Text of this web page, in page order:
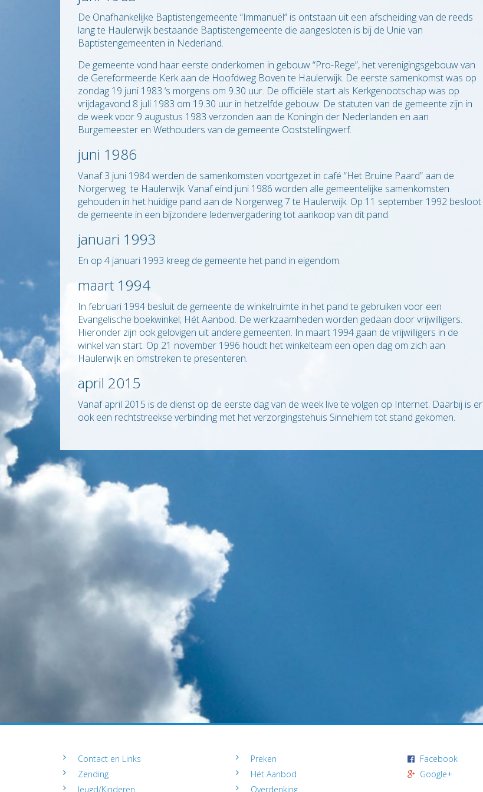
De Onafhankelijke Baptistengemeente “Immanuël” is ontstaan uit een afscheiding van de reeds
lang te Haulerwijk bestaande Baptistengemeente die aangesloten is bij de Unie van
Baptistengemeenten in Nederland.
De gemeente vond haar eerste onderkomen in gebouw “Pro-Rege”, het verenigingsgebouw van
de Gereformeerde Kerk aan de Hoofdweg Boven te Haulerwijk. De eerste samenkomst was op
zondag 19 juni 1983 ‘s morgens om 9.30 uur. De officiële start als Kerkgenootschap was op
vrijdagavond 8 juli 1983 om 19.30 uur in hetzelfde gebouw. De statuten van de gemeente zijn in
de week voor 9 augustus 1983 verzonden aan de Koningin der Nederlanden en aan
Burgemeester en Wethouders van de gemeente Ooststellingwerf.
juni 1986
Vanaf 3 juni 1984 werden de samenkomsten voortgezet in café “Het Bruine Paard” aan de
Norgerweg te Haulerwijk. Vanaf eind juni 1986 worden alle gemeentelijke samenkomsten
gehouden in het huidige pand aan de Norgerweg 7 te Haulerwijk. Op 11 september 1992 besloot
de gemeente in een bijzondere ledenvergadering tot aankoop van dit pand.
januari 1993
En op 4 januari 1993 kreeg de gemeente het pand in eigendom.
maart 1994
In februari 1994 besluit de gemeente de winkelruimte in het pand te gebruiken voor een
Evangelische boekwinkel; Hét Aanbod. De werkzaamheden worden gedaan door vrijwilligers.
Hieronder zijn ook gelovigen uit andere gemeenten. In maart 1994 gaan de vrijwilligers in de
winkel van start. Op 21 november 1996 houdt het winkelteam een open dag om zich aan
Haulerwijk en omstreken te presenteren.
april 2015
Vanaf april 2015 is de dienst op de eerste dag van de week live te volgen op Internet. Daarbij is er
ook een rechtstreekse verbinding met het verzorgingstehuis Sinnehiem tot stand gekomen.
Contact en Links
Zending
Jeugd/Kinderen
Preken
Hét Aanbod
Overdenking
Facebook
Google+